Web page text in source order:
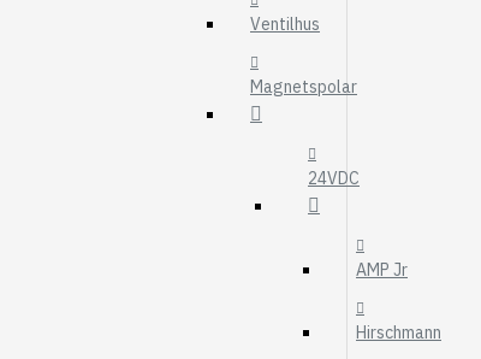
Ventilhus
Magnetspolar
24VDC
AMP Jr
Hirschmann